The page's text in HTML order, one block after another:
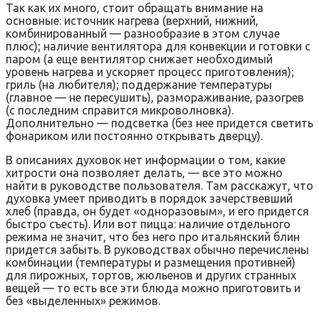
Так как их много, стоит обращать внимание на
основные: источник нагрева (верхний, нижний,
комбинированный — разнообразие в этом случае
плюс); наличие вентилятора для конвекции и готовки с
паром (а еще вентилятор снижает необходимый
уровень нагрева и ускоряет процесс приготовления);
гриль (на любителя); поддержание температуры
(главное — не пересушить), размораживание, разогрев
(с последним справится микроволновка).
Дополнительно — подсветка (без нее придется светить
фонариком или постоянно открывать дверцу).
В описаниях духовок нет информации о том, какие
хитрости она позволяет делать, — все это можно
найти в руководстве пользователя. Там расскажут, что
духовка умеет приводить в порядок зачерствевший
хлеб (правда, он будет «одноразовым», и его придется
быстро съесть). Или вот пицца: наличие отдельного
режима не значит, что без него про итальянский блин
придется забыть. В руководствах обычно перечислены
комбинации (температуры и размещения противней)
для пирожных, тортов, жюльенов и других странных
вещей — то есть все эти блюда можно приготовить и
без «выделенных» режимов.